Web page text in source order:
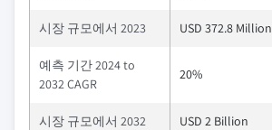
시장 규모에서 2023 USD 372.8 Million
예측 기간 2024 to
2032 CAGR
20%
시장 규모에서 2032 USD 2 Billion